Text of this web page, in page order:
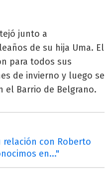
junto a
de su hija Uma. El
para todos sus
de invierno y luego se
el Barrio de Belgrano.
relación con Roberto
en..."